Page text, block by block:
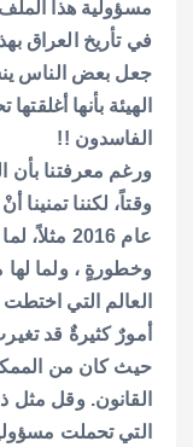
مسؤولية هذا
في تأريخ العراق
جعل بعض الناس
الهيئة بأنها
الفاسدون !!
ورغم معرفتنا بأن
وقتاً، لكننا
عام 2016
وخطورةٍ ، ولما لها
العالم التي
أمورٌ كثيرةٌ قد
حيث كان من
القانون. وقل مثل
التي تحملت